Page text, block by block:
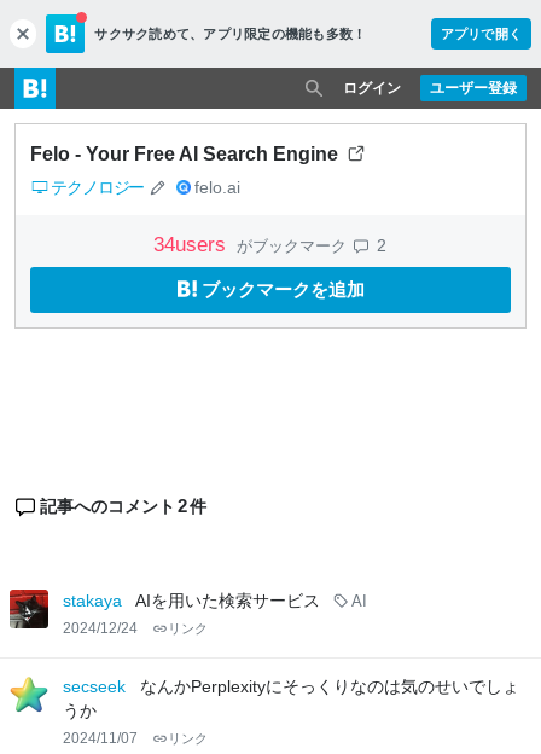
c
l
o
s
e
サクサク読めて、 アプリ限定の機能も多数！ アプリで開く
ユーザー登録
ログイン
Felo - Your Free AI Search Engine
テクノロジー felo.ai
34users がブックマーク 2
ブックマークを追加
記事へのコメント 2件
stakaya AIを用いた検索サービス AI
2024/12/24 リンク
secseek
なんかPerplexityにそっくりなのは気のせいでしょ
うか
2024/11/07 リンク